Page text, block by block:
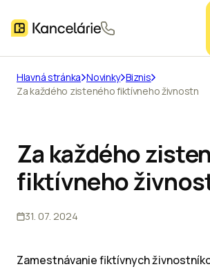
Hlavná stránka Novinky Biznis
Za každého zisteného fiktívneho živnostn
Za každého
fiktívneho
31. 07. 2024
Zamestnávanie fiktívnych